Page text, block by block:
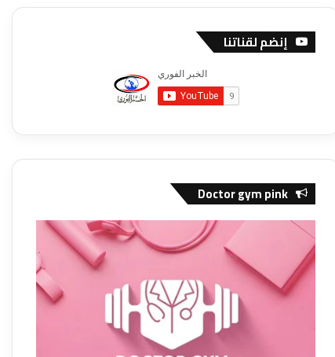
إنضم لقناتنا
Doctor gym pink